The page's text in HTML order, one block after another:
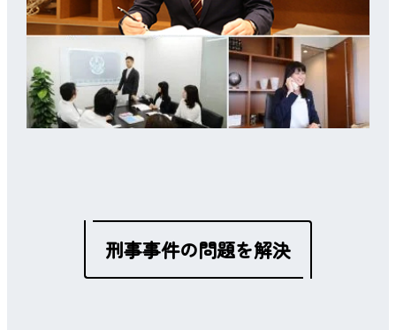
刑事事件の問題を解決